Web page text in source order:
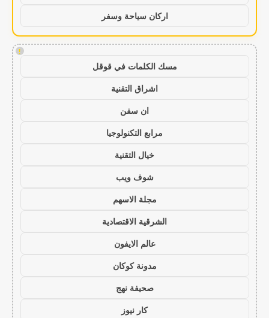
اركان سياحة وسفر
!
مسك الكلمات في قوقل
اشراق التقنية
ان سفن
مرابع التكنولوجيا
خيال التقنية
شوف ويب
مجلة الاسهم
الشرقية الاقتصادية
عالم الايفون
مدونة كوكان
صحيفة نهج
كار نيوز